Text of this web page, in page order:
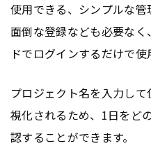
使用できる、シンプルな管
面倒な登録なども必要な
ドでログインするだけで使
プロジェクト名を入力し
視化されるため、1日をど
認することができます。